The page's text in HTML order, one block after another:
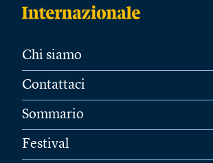
Chi siamo
Contattaci
Sommario
Festival